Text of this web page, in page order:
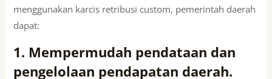
menggunakan karcis retribusi custom, pemerintah daerah
dapat:
1. Mempermudah pendataan dan
pengelolaan pendapatan daerah.